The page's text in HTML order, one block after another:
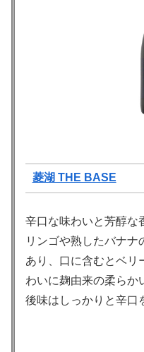
菱湖 THE BASE
辛口な味わいと芳醇な
リンゴや熟したバナ
あり、口に含むとベリ
わいに麹由来の柔らか
後味はしっかりと辛口